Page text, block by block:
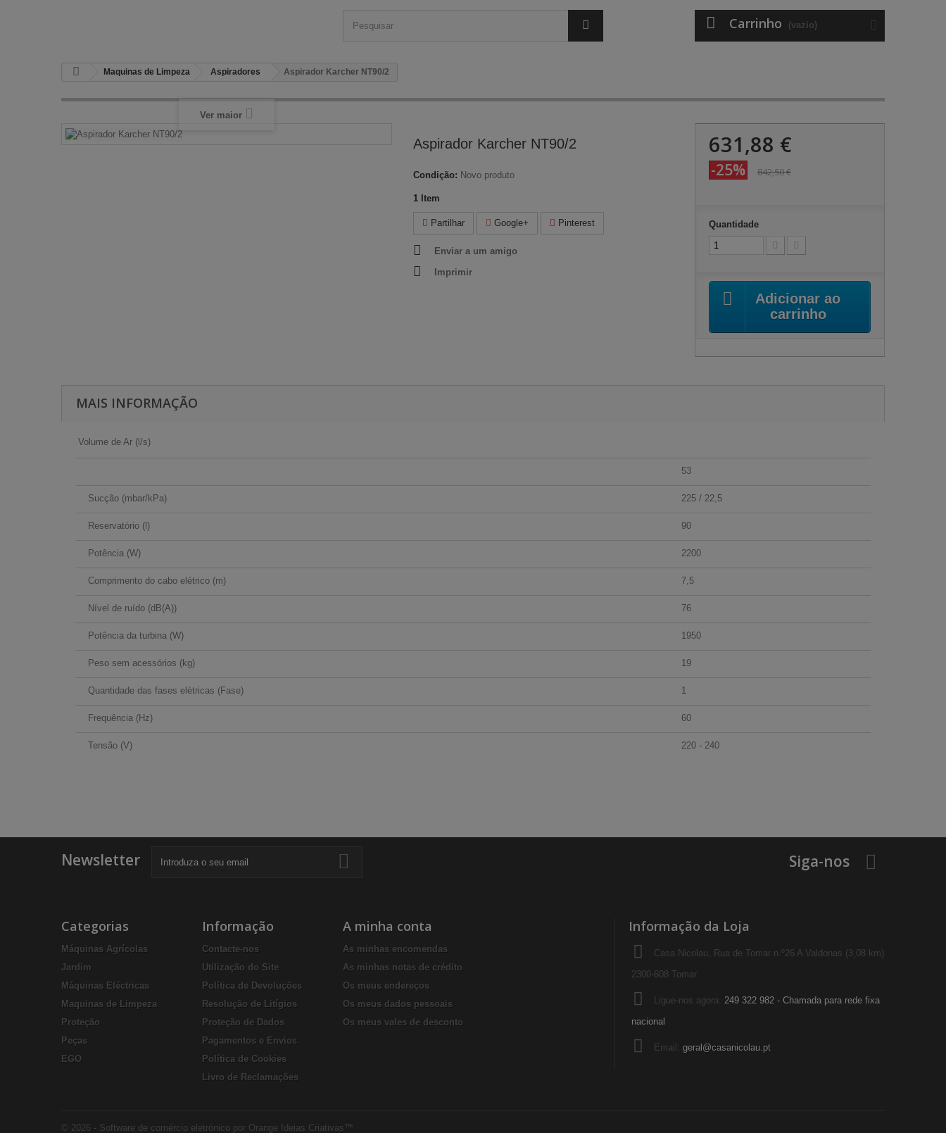
Carrinho (vazio)
Maquinas de Limpeza Aspiradores Aspirador Karcher NT90/2
Ver maior
Aspirador Karcher NT90/2
Condição: Novo produto
1 Item
Partilhar Google+ Pinterest
Enviar a um amigo
Imprimir
631,88 €
-25% 842,50 €
Quantidade
Adicionar ao
carrinho
MAIS INFORMAÇÃO
Volume de Ar (l/s)
53
Sucção (mbar/kPa) 225 / 22,5
Reservatório (l) 90
Potência (W) 2200
Comprimento do cabo elétrico (m) 7,5
Nível de ruído (dB(A)) 76
Potência da turbina (W) 1950
Peso sem acessórios (kg) 19
Quantidade das fases elétricas (Fase) 1
Frequência (Hz) 60
Tensão (V) 220 - 240
Newsletter Siga-nos
Categorias
Máquinas Agrícolas
Jardim
Máquinas Eléctricas
Maquinas de Limpeza
Proteção
Peças
EGO
Informação
Contacte-nos
Utilização do Site
Política de Devoluções
Resolução de Litígios
Proteção de Dados
Pagamentos e Envios
Política de Cookies
Livro de Reclamações
© 2026 - Software de comércio eletrónico por Orange Ideias Criativas™
A minha conta
As minhas encomendas
As minhas notas de crédito
Os meus endereços
Os meus dados pessoais
Os meus vales de desconto
Informação da Loja
Casa Nicolau, Rua de Tomar n.º26 A Valdonas (3,08 km)
2300-608 Tomar
Ligue-nos agora: 249 322 982 - Chamada para rede fixa
nacional
Email: geral@casanicolau.pt